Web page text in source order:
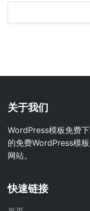
关于我们
WordPress模板免费
的免费WordPress模
网站。
快速链接